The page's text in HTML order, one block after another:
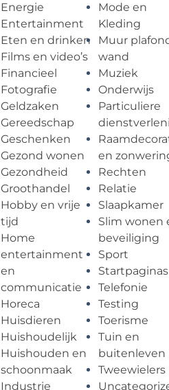
Energie
Entertainment
Eten en drinken
Films en video’s
Financieel
Fotografie
Geldzaken
Gereedschap
Geschenken
Gezond wonen
Gezondheid
Groothandel
Hobby en vrije
tijd
Home
entertainment
en
communicatie
Horeca
Huisdieren
Huishoudelijk
Huishouden en
schoonmaak
Industrie
Mode en
Kleding
Muur
wand
Muziek
Onderwijs
Particuliere
en
Rechten
Relatie
Slaapkamer
Slim wonen
beveiliging
Sport
Startpaginas
Telefonie
Testing
Toerisme
Tuin en
buitenleven
Tweewielers